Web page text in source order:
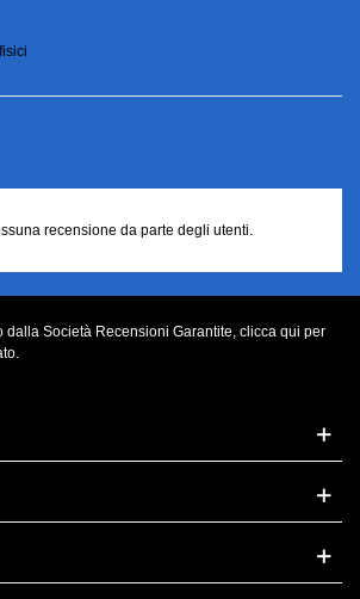
recensione da parte degli utenti.
dalla Società Recensioni Garantite, clicca qui per
.